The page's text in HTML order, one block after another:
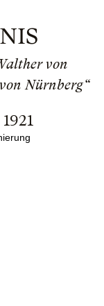
von
Nürnberg“